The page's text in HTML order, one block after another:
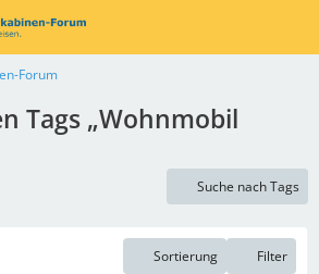
Forum
Tags „Wohnmobil
Suche nach Tags
Sortierung Filter